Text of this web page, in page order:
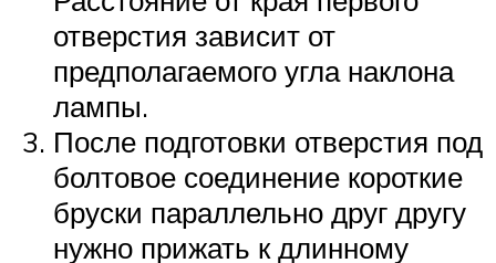
отверстия зависит от
предполагаемого угла наклона
лампы.
После подготовки отверстия под
болтовое соединение короткие
бруски параллельно друг другу
нужно прижать к длинному